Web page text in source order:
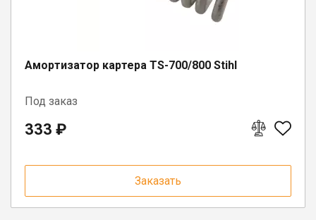
Амортизатор картера TS-700/800 Stihl
Под заказ
333 ₽
Заказать